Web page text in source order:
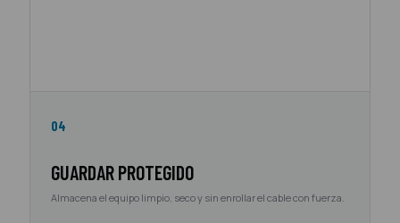
04
GUARDAR PROTEGIDO
Almacena el equipo limpio, seco y sin enrollar el cable con fuerza.